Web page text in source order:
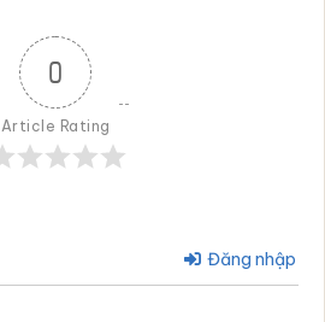
0
Article Rating
Đăng nhập